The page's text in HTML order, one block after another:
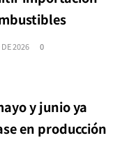
2026 0
y junio ya
en producción